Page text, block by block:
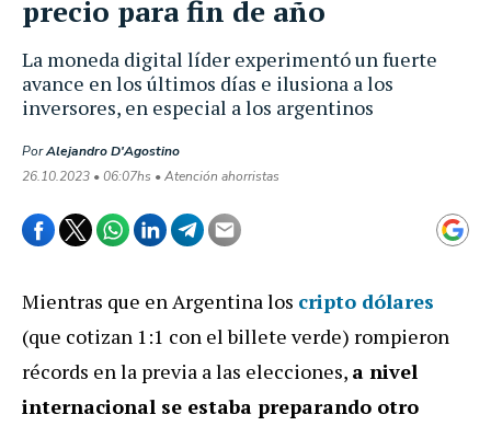
La moneda digital líder experimentó un fuerte
avance en los últimos días e ilusiona a los
inversores, en especial a los argentinos
PorAlejandro D'Agostino
26.10.2023 • 06:07hs • Atención ahorristas
precio para fin de año
Mientras que en Argentina los cripto dólares
(que cotizan 1:1 con el billete verde) rompieron
récords en la previa a las elecciones, a nivel
internacional se estaba preparando otro